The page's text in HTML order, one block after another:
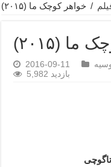
/ خواهر کوچک ما (۲۰۱۵)
ما (۲۰۱۵)
2016-09-11
5,982 بازدید